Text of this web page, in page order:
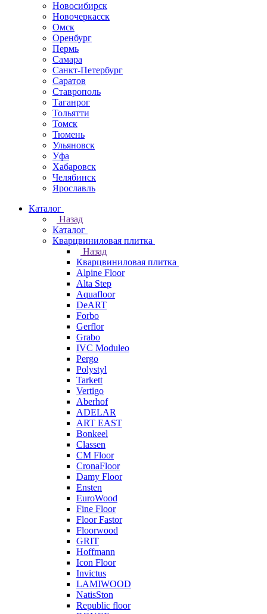
Новосибирск
Новочеркаcск
Омск
Оренбург
Пермь
Самара
Санкт-Петербург
Саратов
Ставрополь
Таганрог
Тольятти
Томск
Тюмень
Ульяновск
Уфа
Хабаровск
Челябинск
Ярославль
Каталог
Назад
Каталог
Кварцвиниловая плитка
Назад
Кварцвиниловая плитка
Alpine Floor
Alta Step
Aquafloor
DeART
Forbo
Gerflor
Grabo
IVC Moduleo
Pergo
Polystyl
Tarkett
Vertigo
Aberhof
ADELAR
ART EAST
Bonkeel
Classen
CM Floor
CronaFloor
Damy Floor
Ensten
EuroWood
Fine Floor
Floor Fastor
Floorwood
GRIT
Hoffmann
Icon Floor
Invictus
LAMIWOOD
NatisSton
Republic floor